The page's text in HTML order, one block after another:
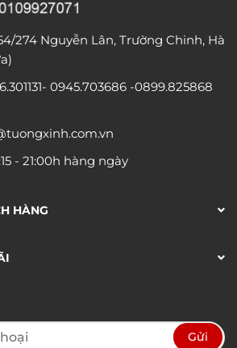
274 Nguyễn Lân, Trường Chinh, Hà
- 0945.703686 -0899.825868
- 21:00h hàng ngày
HÀNG